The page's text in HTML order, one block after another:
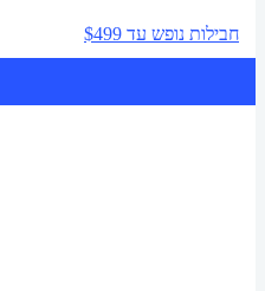
חבילות נופש עד $499